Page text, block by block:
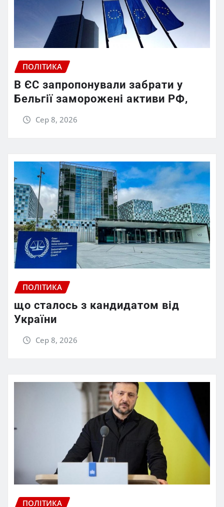
ПОЛІТИКА
В ЄС запропонували забрати у
Бельгії заморожені активи РФ,
Сер 8, 2026
ПОЛІТИКА
що сталось з кандидатом від
України
Сер 8, 2026
ПОЛІТИКА